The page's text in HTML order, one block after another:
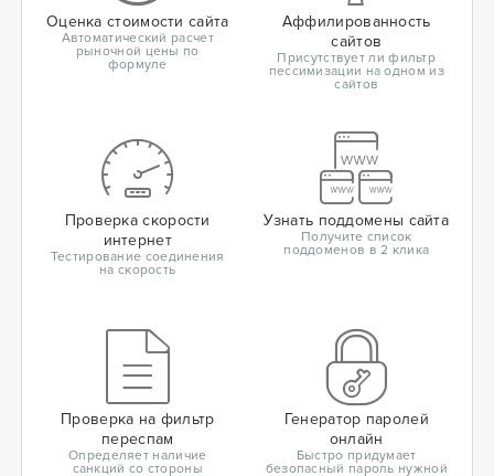
Оценка стоимости сайта
Автоматический расчет
рыночной цены по
формуле
Аффилированность
сайтов
Присутствует ли фильтр
пессимизации на одном из
сайтов
Проверка скорости
интернет
Тестирование соединения
на скорость
Узнать поддомены сайта
Получите список
поддоменов в 2 клика
Проверка на фильтр
переспам
Определяет наличие
санкций со стороны
Генератор паролей
онлайн
Быстро придумает
безопасный пароль нужной